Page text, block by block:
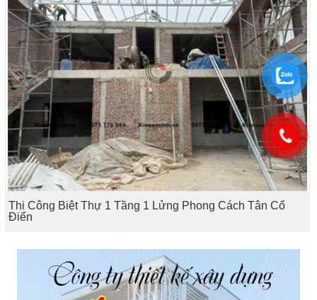
Thi Công Biệt Thự 1 Tầng 1 Lửng Phong Cách Tân Cổ
Điển